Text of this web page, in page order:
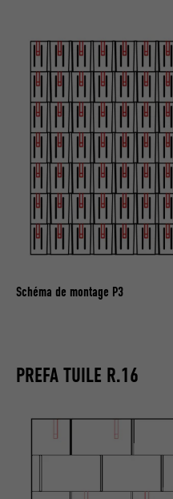
Schéma de montage P3
PREFA TUILE R.16